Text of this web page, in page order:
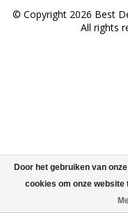
© Copyright 2026 Best
All rights
Door het gebruiken van
cookies om onze website